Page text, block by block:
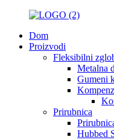
Dom
Proizvodi
Fleksibilni
Metalna
Gumeni
Prirubnica
Hubbed